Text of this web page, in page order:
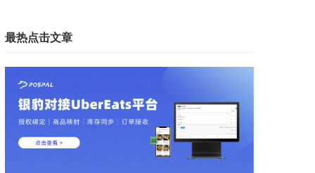
最热点击文章